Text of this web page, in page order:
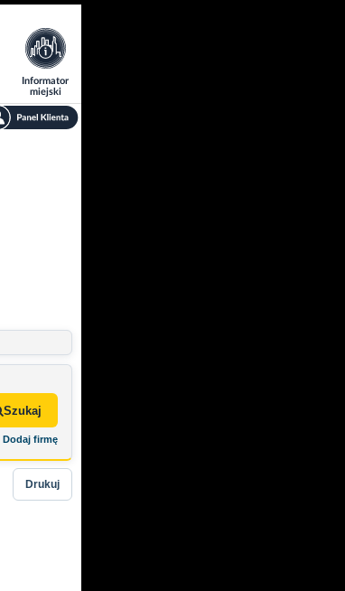
Informator
miejski
Szukaj
Dodaj firmę
Drukuj